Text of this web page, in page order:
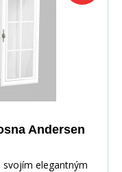
Andersen
svojím elegantným